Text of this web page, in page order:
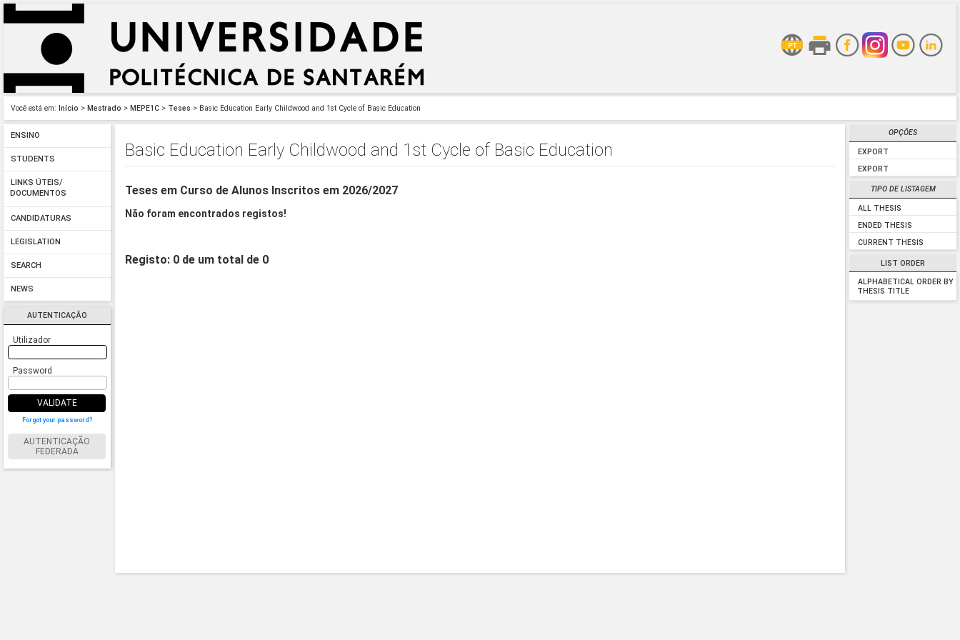
Você está em: Início > Mestrado > MEPE1C > Teses > Basic Education Early Childwood and 1st Cycle of Basic Education
ENSINO
STUDENTS
LINKS ÚTEIS/
DOCUMENTOS
CANDIDATURAS
LEGISLATION
SEARCH
NEWS
AUTENTICAÇÃO
Utilizador
Password
VALIDATE
Forgot your password?
AUTENTICAÇÃO
FEDERADA
OPÇÕES
EXPORT
EXPORT
TIPO DE LISTAGEM
ALL THESIS
ENDED THESIS
CURRENT THESIS
LIST ORDER
ALPHABETICAL ORDER BY
THESIS TITLE
Basic Education Early Childwood and 1st Cycle of Basic Education
Teses em Curso de Alunos Inscritos em 2026/2027
Não foram encontrados registos!
Registo: 0 de um total de 0